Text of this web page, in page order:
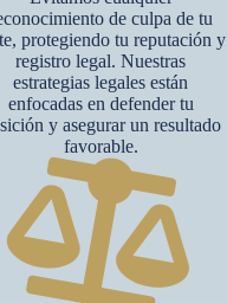
de culpa de tu
protegiendo tu reputación y
registro legal. Nuestras
estrategias legales están
enfocadas en defender tu
y asegurar un resultado
favorable.